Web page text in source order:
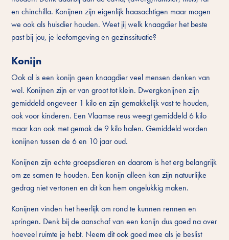
en chinchilla. Konijnen zijn eigenlijk haasachtigen maar mogen
we ook als huisdier houden. Weet jij welk knaagdier het beste
past bij jou, je leefomgeving en gezinssituatie?
Konijn
Ook al is een konijn geen knaagdier veel mensen denken van
wel. Konijnen zijn er van groot tot klein. Dwergkonijnen zijn
gemiddeld ongeveer 1 kilo en zijn gemakkelijk vast te houden,
ook voor kinderen. Een Vlaamse reus weegt gemiddeld 6 kilo
maar kan ook met gemak de 9 kilo halen. Gemiddeld worden
konijnen tussen de 6 en 10 jaar oud.
Konijnen zijn echte groepsdieren en daarom is het erg belangrijk
om ze samen te houden. Een konijn alleen kan zijn natuurlijke
gedrag niet vertonen en dit kan hem ongelukkig maken.
Konijnen vinden het heerlijk om rond te kunnen rennen en
springen. Denk bij de aanschaf van een konijn dus goed na over
hoeveel ruimte je hebt. Neem dit ook goed mee als je beslist